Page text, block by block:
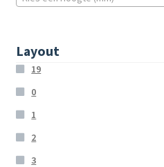
Layout
19
0
1
2
3